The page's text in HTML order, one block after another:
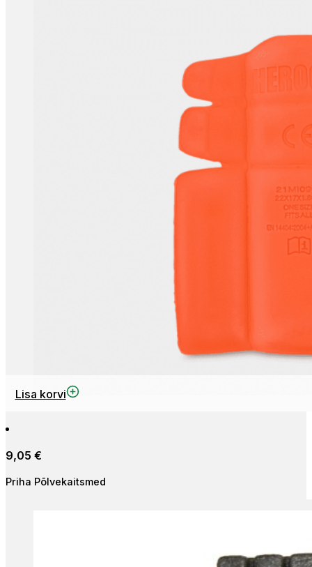
Lisa korvi
9,05 €
Priha Põlvekaitsmed